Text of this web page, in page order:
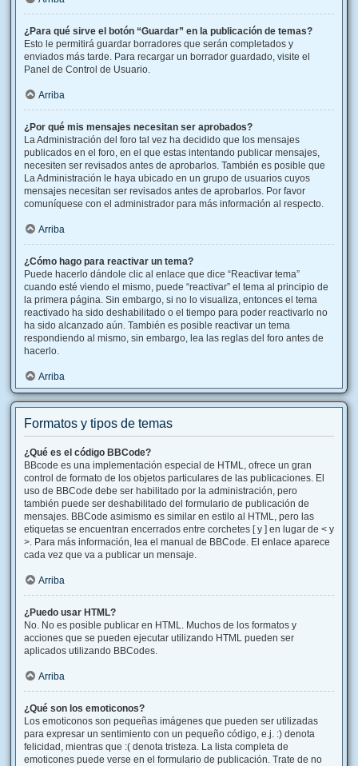
¿Para qué sirve el botón “Guardar” en la publicación de temas?
Esto le permitirá guardar borradores que serán completados y
enviados más tarde. Para recargar un borrador guardado, visite el
Panel de Control de Usuario.
Arriba
¿Por qué mis mensajes necesitan ser aprobados?
La Administración del foro tal vez ha decidido que los mensajes
publicados en el foro, en el que estas intentando publicar mensajes,
necesiten ser revisados antes de aprobarlos. También es posible que
La Administración le haya ubicado en un grupo de usuarios cuyos
mensajes necesitan ser revisados antes de aprobarlos. Por favor
comuníquese con el administrador para más información al respecto.
Arriba
¿Cómo hago para reactivar un tema?
Puede hacerlo dándole clic al enlace que dice “Reactivar tema”
cuando esté viendo el mismo, puede “reactivar” el tema al principio de
la primera página. Sin embargo, si no lo visualiza, entonces el tema
reactivado ha sido deshabilitado o el tiempo para poder reactivarlo no
ha sido alcanzado aún. También es posible reactivar un tema
respondiendo al mismo, sin embargo, lea las reglas del foro antes de
hacerlo.
Arriba
Formatos y tipos de temas
¿Qué es el código BBCode?
BBcode es una implementación especial de HTML, ofrece un gran
control de formato de los objetos particulares de las publicaciones. El
uso de BBCode debe ser habilitado por la administración, pero
también puede ser deshabilitado del formulario de publicación de
mensajes. BBCode asimismo es similar en estilo al HTML, pero las
etiquetas se encuentran encerrados entre corchetes [ y ] en lugar de < y
>. Para más información, lea el manual de BBCode. El enlace aparece
cada vez que va a publicar un mensaje.
Arriba
¿Puedo usar HTML?
No. No es posible publicar en HTML. Muchos de los formatos y
acciones que se pueden ejecutar utilizando HTML pueden ser
aplicados utilizando BBCodes.
Arriba
¿Qué son los emoticonos?
Los emoticonos son pequeñas imágenes que pueden ser utilizadas
para expresar un sentimiento con un pequeño código, e.j. :) denota
felicidad, mientras que :( denota tristeza. La lista completa de
emoticones puede verse en el formulario de publicación. Trate de no